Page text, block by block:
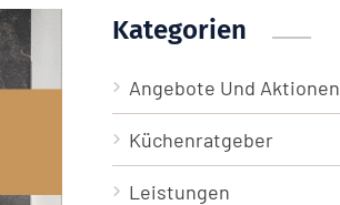
Kategorien
Angebote Und Aktionen
Küchenratgeber
Leistungen